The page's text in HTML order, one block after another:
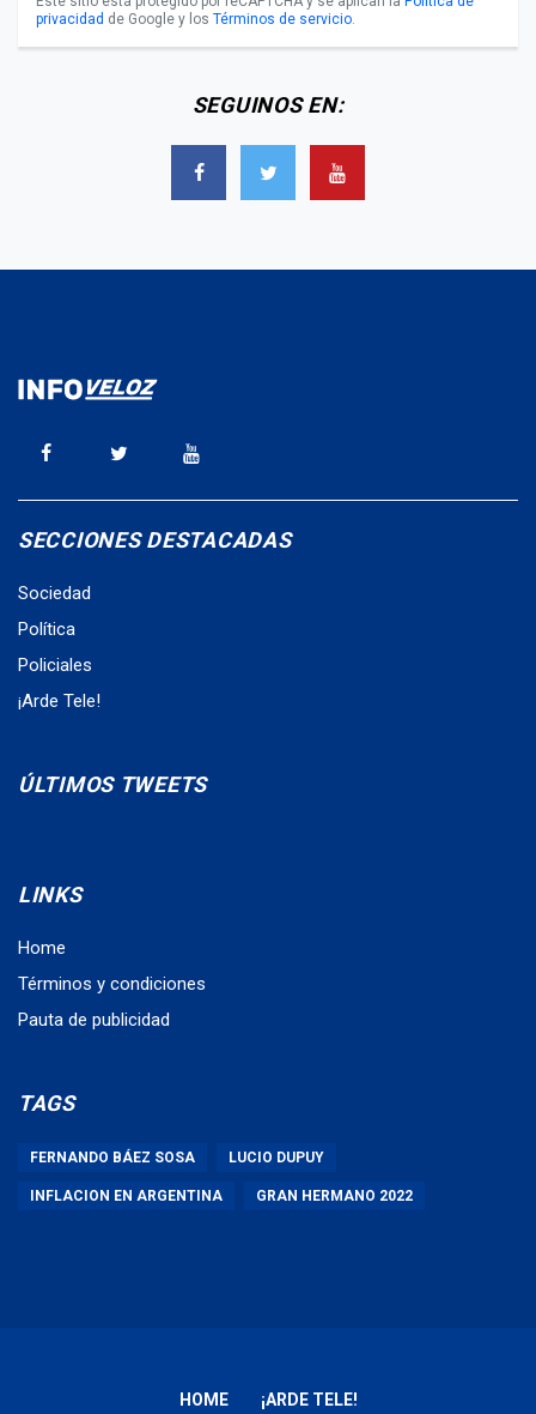
privacidad de Google y los Términos de servicio.
SEGUINOS EN:
SECCIONES DESTACADAS
Sociedad
Política
Policiales
¡Arde Tele!
ÚLTIMOS TWEETS
LINKS
Home
Términos y condiciones
Pauta de publicidad
TAGS
FERNANDO BÁEZ SOSA LUCIO DUPUY
INFLACION EN ARGENTINA GRAN HERMANO 2022
HOME ¡ARDE TELE!